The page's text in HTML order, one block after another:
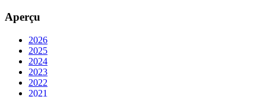
Aperçu
2026
2025
2024
2023
2022
2021